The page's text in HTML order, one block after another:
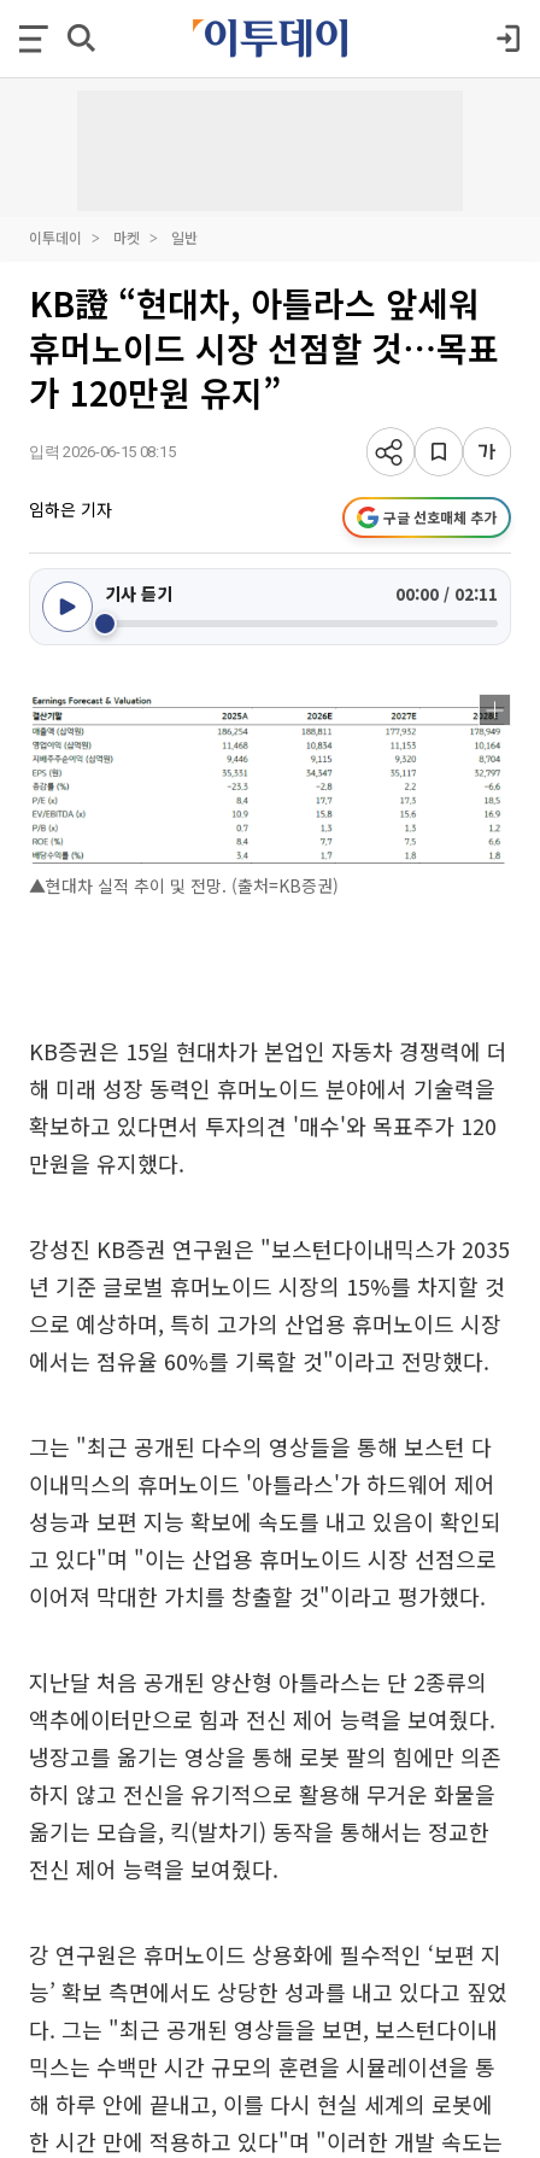
이투데이 마켓 일반
KB證 “현대차, 아틀라스 앞세워
휴머노이드 시장 선점할 것⋯목표
가 120만원 유지”
입력 2026-06-15 08:15
임하은 기자 구글 선호매체 추가
기사 듣기 00:00 / 02:11
▲현대차 실적 추이 및 전망. (출처=KB증권)
KB증권은 15일 현대차가 본업인 자동차 경쟁력에 더
해 미래 성장 동력인 휴머노이드 분야에서 기술력을
확보하고 있다면서 투자의견 '매수'와 목표주가 120
만원을 유지했다.
강성진 KB증권 연구원은 "보스턴다이내믹스가 2035
년 기준 글로벌 휴머노이드 시장의 15%를 차지할 것
으로 예상하며, 특히 고가의 산업용 휴머노이드 시장
에서는 점유율 60%를 기록할 것"이라고 전망했다.
그는 "최근 공개된 다수의 영상들을 통해 보스턴 다
이내믹스의 휴머노이드 '아틀라스'가 하드웨어 제어
성능과 보편 지능 확보에 속도를 내고 있음이 확인되
고 있다"며 "이는 산업용 휴머노이드 시장 선점으로
이어져 막대한 가치를 창출할 것"이라고 평가했다.
지난달 처음 공개된 양산형 아틀라스는 단 2종류의
액추에이터만으로 힘과 전신 제어 능력을 보여줬다.
냉장고를 옮기는 영상을 통해 로봇 팔의 힘에만 의존
하지 않고 전신을 유기적으로 활용해 무거운 화물을
옮기는 모습을, 킥(발차기) 동작을 통해서는 정교한
전신 제어 능력을 보여줬다.
강 연구원은 휴머노이드 상용화에 필수적인 ‘보편 지
능’ 확보 측면에서도 상당한 성과를 내고 있다고 짚었
다. 그는 "최근 공개된 영상들을 보면, 보스턴다이내
믹스는 수백만 시간 규모의 훈련을 시뮬레이션을 통
해 하루 안에 끝내고, 이를 다시 현실 세계의 로봇에
한 시간 만에 적용하고 있다"며 "이러한 개발 속도는